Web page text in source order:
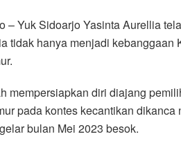
– Yuk Sidoarjo Yasinta Aurellia
tidak hanya menjadi
mempersiapkan diri diajang
pada kontes kecantikan
bulan Mei 2023 besok.